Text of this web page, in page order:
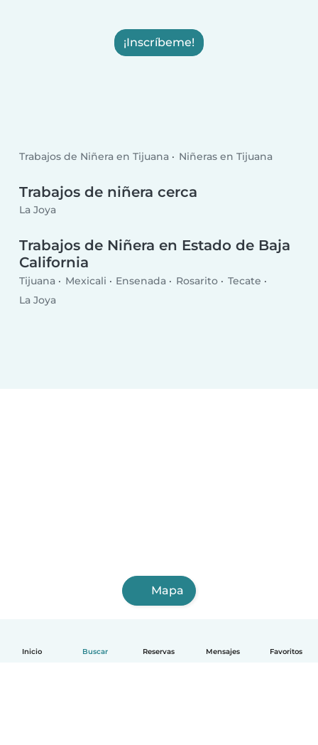
Inicio Buscar Reservas Mensajes Favoritos
¡Inscríbeme!
Trabajos de Niñera en Tijuana Niñeras en Tijuana
Trabajos de niñera cerca
La Joya
Trabajos de Niñera en Estado de Baja
California
Tijuana Mexicali Ensenada Rosarito
Tecate
La Joya
Mapa